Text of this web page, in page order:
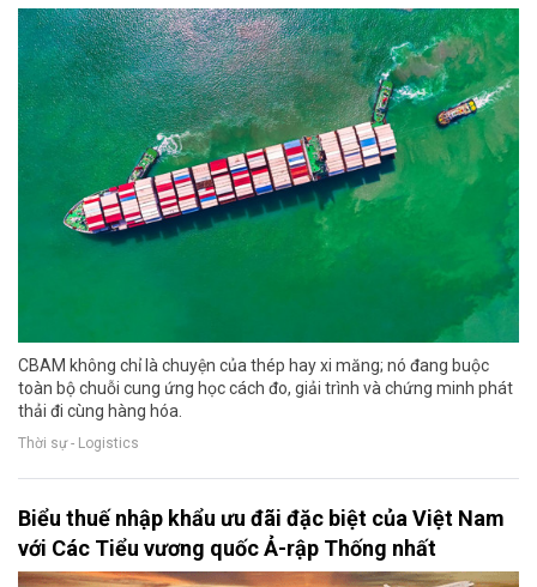
CBAM không chỉ là chuyện của thép hay xi măng; nó đang buộc
toàn bộ chuỗi cung ứng học cách đo, giải trình và chứng minh phát
thải đi cùng hàng hóa.
Thời sự - Logistics
Biểu thuế nhập khẩu ưu đãi đặc biệt của Việt Nam
với Các Tiểu vương quốc Ả-rập Thống nhất